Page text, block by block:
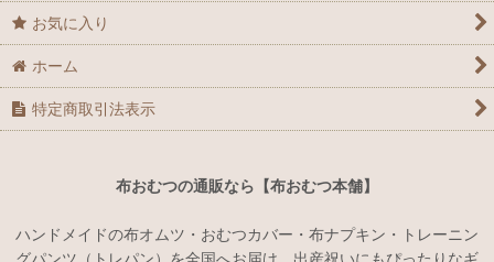
お気に入り
ホーム
特定商取引法表示
布おむつの通販なら【布おむつ本舗】
ハンドメイドの布オムツ・おむつカバー・布ナプキン・トレーニン
グパンツ（トレパン）を全国へお届け。出産祝いにもぴったりなギ